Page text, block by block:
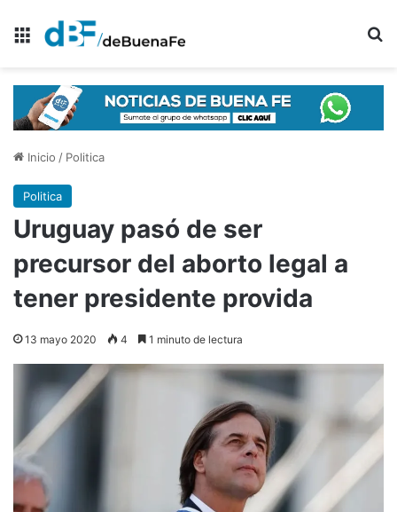
Menú
Inicio / Politica
Politica
Uruguay pasó de ser
precursor del aborto legal a
tener presidente provida
13 mayo 2020 4 1 minuto de lectura